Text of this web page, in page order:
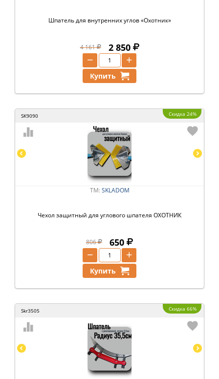
Шпатель для внутренних углов «Охотник»
4 161 2 850
+
−
Купить
SK9090 Скидка 24%
ТМ: SKLADOM
Чехол защитный для углового шпателя ОХОТНИК
806 650
+
−
Купить
Skr3505 Скидка 66%